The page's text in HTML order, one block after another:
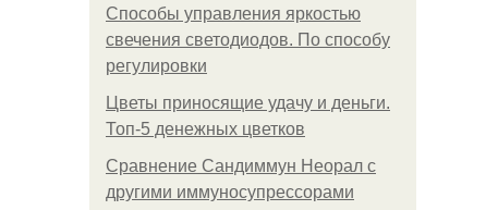
Способы управления яркостью
свечения светодиодов. По способу
регулировки
Цветы приносящие удачу и деньги.
Топ-5 денежных цветков
Сравнение Сандиммун Неорал с
другими иммуносупрессорами